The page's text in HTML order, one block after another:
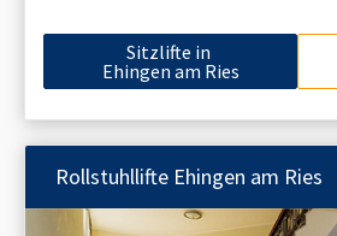
Sitzlifte in
Ehingen am Ries
Rollstuhllifte Ehingen am Ries